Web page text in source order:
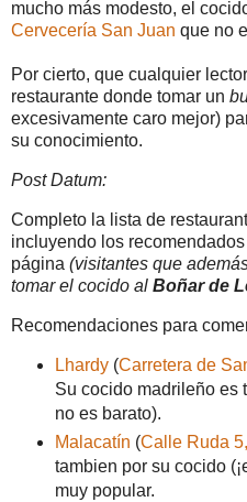
mucho más modesto, el
Cervecería San Juan que no
Por cierto, que cualquier
restaurante donde tomar un
excesivamente caro mejor)
su conocimiento.
Post Datum:
Completo la lista de
incluyendo los
página (visitantes que
tomar el cocido al Boñar de
Recomendaciones para
Lhardy(Carretera de
Su cocido madrileño es
no es barato).
Malacatín (Calle Ruda
tambien por su cocido
muy popular.